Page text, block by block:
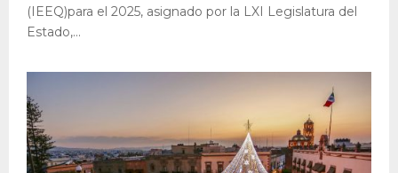
(IEEQ)para el 2025, asignado por la LXI Legislatura del
Estado,...